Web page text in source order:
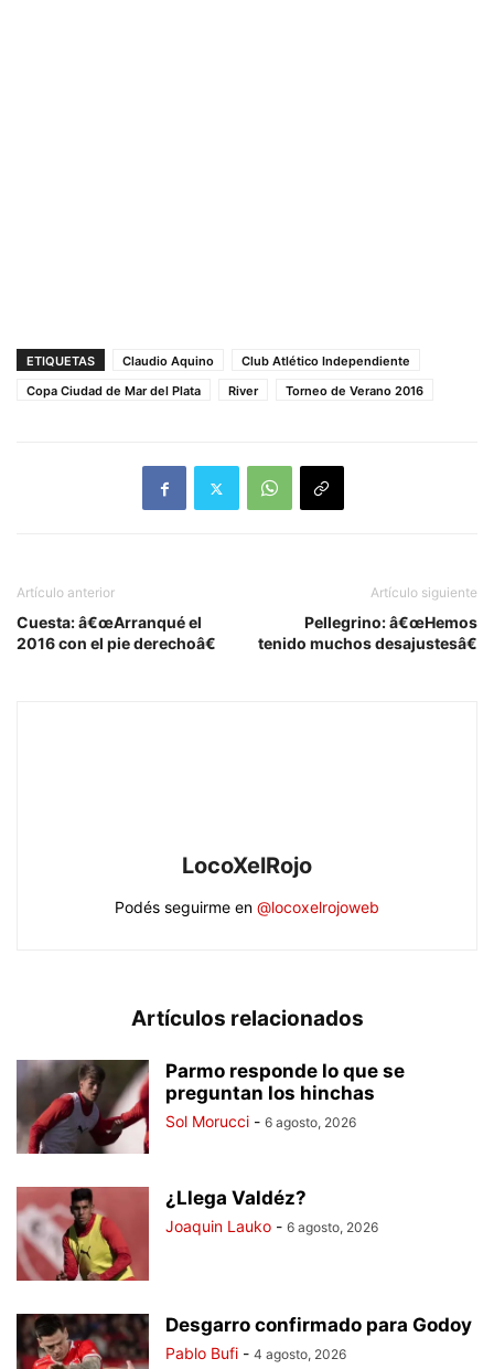
ETIQUETAS Claudio Aquino
Club Atlético Independiente
Copa Ciudad de Mar del Plata
River Torneo de Verano 2016
Artículo anterior
Cuesta: â€œArranqué el
2016 con el pie derechoâ€
Artículo siguiente
Pellegrino: â€œHemos
tenido muchos desajustesâ€
LocoXelRojo
Podés seguirme en @locoxelrojoweb
Artículos relacionados
Parmo responde lo que se
preguntan los hinchas
Sol Morucci - 6 agosto, 2026
¿Llega Valdéz?
Joaquin Lauko - 6 agosto, 2026
Desgarro confirmado para Godoy
Pablo Bufi - 4 agosto, 2026